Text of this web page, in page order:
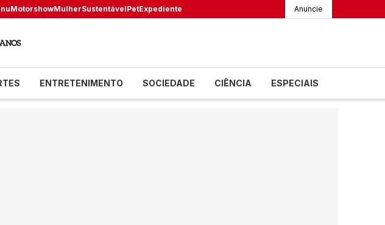
MotorshowMulherSustentávelPetExpediente Anuncie
ENTRETENIMENTO SOCIEDADE CIÊNCIA ESPECIAIS